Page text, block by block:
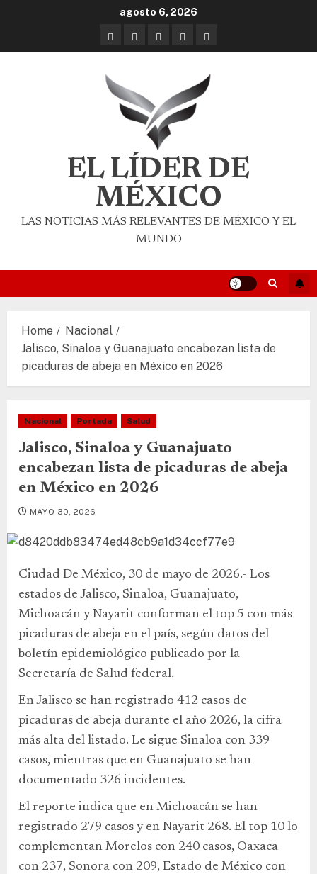
agosto 6, 2026
EL LÍDER DE
MÉXICO
LAS NOTICIAS MÁS RELEVANTES DE MÉXICO Y EL
MUNDO
Home
Nacional
Jalisco, Sinaloa y Guanajuato encabezan lista de
picaduras de abeja en México en 2026
Nacional Portada Salud
Jalisco, Sinaloa y Guanajuato
encabezan lista de picaduras de abeja
en México en 2026
MAYO 30, 2026
Ciudad De México, 30 de mayo de 2026.- Los
estados de Jalisco, Sinaloa, Guanajuato,
Michoacán y Nayarit conforman el top 5 con más
picaduras de abeja en el país, según datos del
boletín epidemiológico publicado por la
Secretaría de Salud federal.
En Jalisco se han registrado 412 casos de
picaduras de abeja durante el año 2026, la cifra
más alta del listado. Le sigue Sinaloa con 339
casos, mientras que en Guanajuato se han
documentado 326 incidentes.
El reporte indica que en Michoacán se han
registrado 279 casos y en Nayarit 268. El top 10 lo
complementan Morelos con 240 casos, Oaxaca
con 237, Sonora con 209, Estado de México con